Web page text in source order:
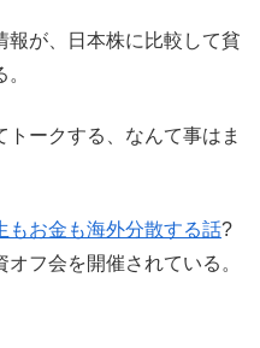
報が、日本株に比較して貧
トークする、なんて事はま
もお金も海外分散する話?
フ会を開催されている。